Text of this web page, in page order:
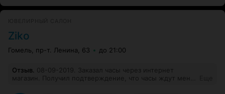
Ziko
Гомель, пр-т. Ленина, 63 до 21:00
Отзыв 08-09-2019. Заказал часы через интернет
магазин. Получил подтверждение, что часы ждут меня.